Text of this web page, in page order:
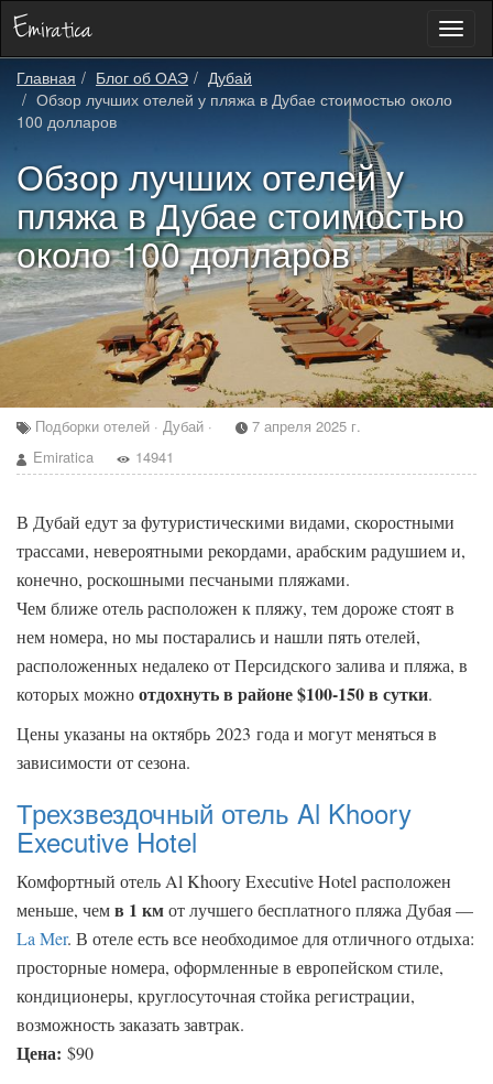
Главная
Блог об ОАЭ
Дубай
Обзор лучших отелей у пляжа в Дубае стоимостью около
100 долларов
Обзор лучших отелей у
пляжа в Дубае стоимостью
около 100 долларов
Подборки отелей · Дубай ·
7 апреля 2025 г.
Emiratica
14941
В Дубай едут за футуристическими видами, скоростными
трассами, невероятными рекордами, арабским радушием и,
конечно, роскошными песчаными пляжами.
Чем ближе отель расположен к пляжу, тем дороже стоят в
нем номера, но мы постарались и нашли пять отелей,
расположенных недалеко от Персидского залива и пляжа, в
которых можноотдохнуть в районе $100-150 в сутки.
Цены указаны на октябрь 2023 года и могут меняться в
зависимости от сезона.
Трехзвездочный отель Al Khoory
Executive Hotel
Комфортный отель Al Khoory Executive Hotel расположен
меньше, чемв 1 кмот лучшего бесплатного пляжа Дубая —
La Mer. В отеле есть все необходимое для отличного отдыха:
просторные номера, оформленные в европейском стиле,
кондиционеры, круглосуточная стойка регистрации,
возможность заказать завтрак.
Цена: $90